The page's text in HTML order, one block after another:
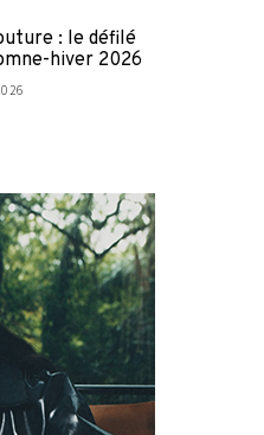
: le défilé
hiver 2026